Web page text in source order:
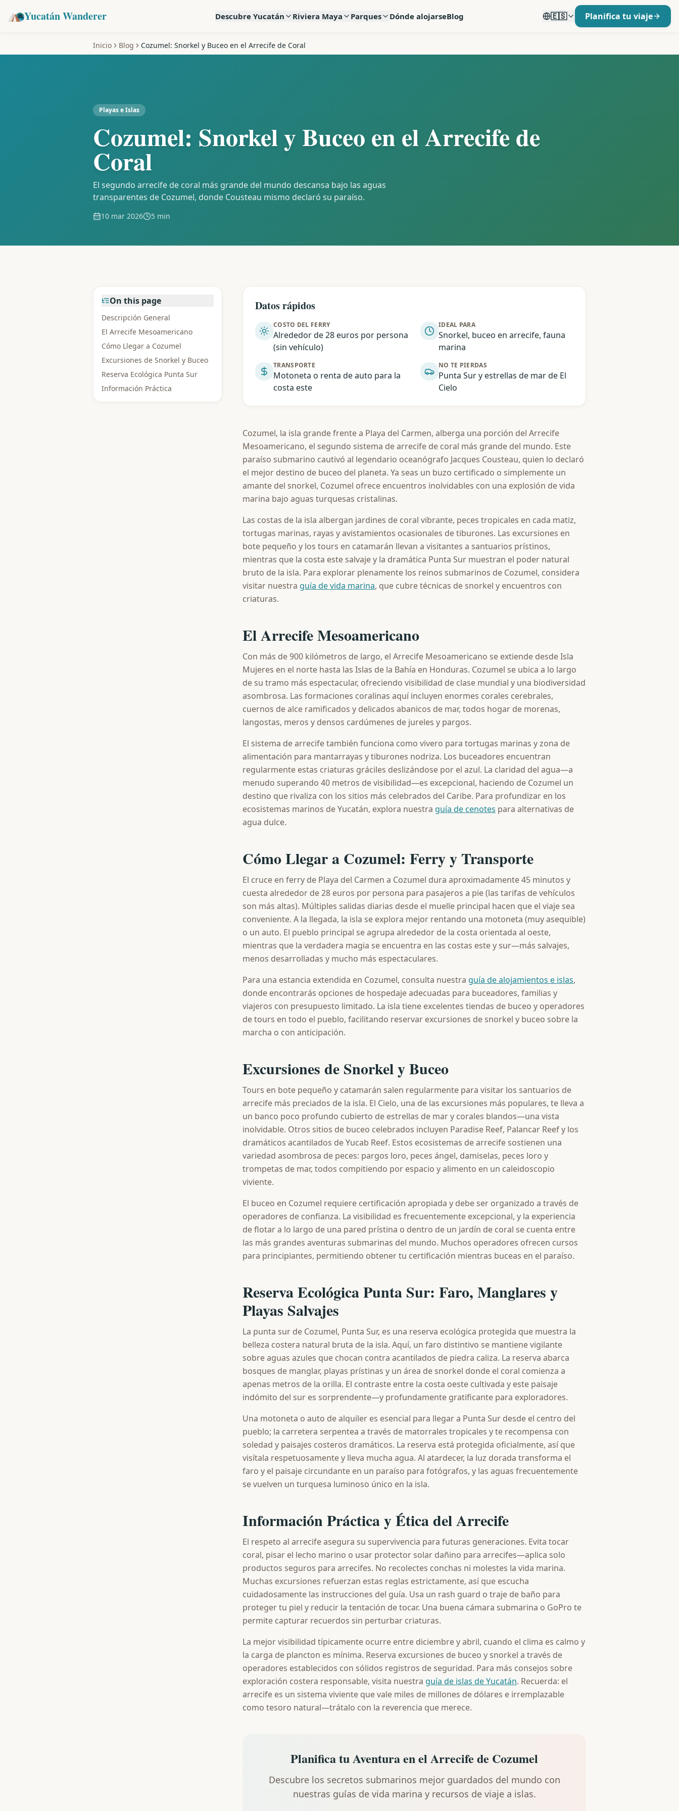
Yucatán Wanderer Descubre Yucatán Riviera Maya Parques Dónde alojarseBlog 🇪🇸 Planifica tu viaje
Inicio Blog Cozumel: Snorkel y Buceo en el Arrecife de Coral
Playas e Islas
Cozumel: Snorkel y Buceo en el Arrecife de
Coral
El segundo arrecife de coral más grande del mundo descansa bajo las aguas
transparentes de Cozumel, donde Cousteau mismo declaró su paraíso.
10 mar 2026 5 min
On this page
Descripción General
El Arrecife Mesoamericano
Cómo Llegar a Cozumel
Excursiones de Snorkel y Buceo
Reserva Ecológica Punta Sur
Información Práctica
Datos rápidos
COSTO DEL FERRY
Alrededor de 28 euros por persona
(sin vehículo)
IDEAL PARA
Snorkel, buceo en arrecife, fauna
marina
TRANSPORTE
Motoneta o renta de auto para la
costa este
NO TE PIERDAS
Punta Sur y estrellas de mar de El
Cielo
Cozumel, la isla grande frente a Playa del Carmen, alberga una porción del Arrecife
Mesoamericano, el segundo sistema de arrecife de coral más grande del mundo. Este
paraíso submarino cautivó al legendario oceanógrafo Jacques Cousteau, quien lo declaró
el mejor destino de buceo del planeta. Ya seas un buzo certificado o simplemente un
amante del snorkel, Cozumel ofrece encuentros inolvidables con una explosión de vida
marina bajo aguas turquesas cristalinas.
Las costas de la isla albergan jardines de coral vibrante, peces tropicales en cada matiz,
tortugas marinas, rayas y avistamientos ocasionales de tiburones. Las excursiones en
bote pequeño y los tours en catamarán llevan a visitantes a santuarios prístinos,
mientras que la costa este salvaje y la dramática Punta Sur muestran el poder natural
bruto de la isla. Para explorar plenamente los reinos submarinos de Cozumel, considera
visitar nuestra guía de vida marina, que cubre técnicas de snorkel y encuentros con
criaturas.
El Arrecife Mesoamericano
Con más de 900 kilómetros de largo, el Arrecife Mesoamericano se extiende desde Isla
Mujeres en el norte hasta las Islas de la Bahía en Honduras. Cozumel se ubica a lo largo
de su tramo más espectacular, ofreciendo visibilidad de clase mundial y una biodiversidad
asombrosa. Las formaciones coralinas aquí incluyen enormes corales cerebrales,
cuernos de alce ramificados y delicados abanicos de mar, todos hogar de morenas,
langostas, meros y densos cardúmenes de jureles y pargos.
El sistema de arrecife también funciona como vivero para tortugas marinas y zona de
alimentación para mantarrayas y tiburones nodriza. Los buceadores encuentran
regularmente estas criaturas gráciles deslizándose por el azul. La claridad del agua—a
menudo superando 40 metros de visibilidad—es excepcional, haciendo de Cozumel un
destino que rivaliza con los sitios más celebrados del Caribe. Para profundizar en los
ecosistemas marinos de Yucatán, explora nuestra guía de cenotes para alternativas de
agua dulce.
Cómo Llegar a Cozumel: Ferry y Transporte
El cruce en ferry de Playa del Carmen a Cozumel dura aproximadamente 45 minutos y
cuesta alrededor de 28 euros por persona para pasajeros a pie (las tarifas de vehículos
son más altas). Múltiples salidas diarias desde el muelle principal hacen que el viaje sea
conveniente. A la llegada, la isla se explora mejor rentando una motoneta (muy asequible)
o un auto. El pueblo principal se agrupa alrededor de la costa orientada al oeste,
mientras que la verdadera magia se encuentra en las costas este y sur—más salvajes,
menos desarrolladas y mucho más espectaculares.
Para una estancia extendida en Cozumel, consulta nuestra guía de alojamientos e islas,
donde encontrarás opciones de hospedaje adecuadas para buceadores, familias y
viajeros con presupuesto limitado. La isla tiene excelentes tiendas de buceo y operadores
de tours en todo el pueblo, facilitando reservar excursiones de snorkel y buceo sobre la
marcha o con anticipación.
Excursiones de Snorkel y Buceo
Tours en bote pequeño y catamarán salen regularmente para visitar los santuarios de
arrecife más preciados de la isla. El Cielo, una de las excursiones más populares, te lleva a
un banco poco profundo cubierto de estrellas de mar y corales blandos—una vista
inolvidable. Otros sitios de buceo celebrados incluyen Paradise Reef, Palancar Reef y los
dramáticos acantilados de Yucab Reef. Estos ecosistemas de arrecife sostienen una
variedad asombrosa de peces: pargos loro, peces ángel, damiselas, peces loro y
trompetas de mar, todos compitiendo por espacio y alimento en un caleidoscopio
viviente.
El buceo en Cozumel requiere certificación apropiada y debe ser organizado a través de
operadores de confianza. La visibilidad es frecuentemente excepcional, y la experiencia
de flotar a lo largo de una pared prístina o dentro de un jardín de coral se cuenta entre
las más grandes aventuras submarinas del mundo. Muchos operadores ofrecen cursos
para principiantes, permitiendo obtener tu certificación mientras buceas en el paraíso.
Reserva Ecológica Punta Sur: Faro, Manglares y
Playas Salvajes
La punta sur de Cozumel, Punta Sur, es una reserva ecológica protegida que muestra la
belleza costera natural bruta de la isla. Aquí, un faro distintivo se mantiene vigilante
sobre aguas azules que chocan contra acantilados de piedra caliza. La reserva abarca
bosques de manglar, playas prístinas y un área de snorkel donde el coral comienza a
apenas metros de la orilla. El contraste entre la costa oeste cultivada y este paisaje
indómito del sur es sorprendente—y profundamente gratificante para exploradores.
Una motoneta o auto de alquiler es esencial para llegar a Punta Sur desde el centro del
pueblo; la carretera serpentea a través de matorrales tropicales y te recompensa con
soledad y paisajes costeros dramáticos. La reserva está protegida oficialmente, así que
visítala respetuosamente y lleva mucha agua. Al atardecer, la luz dorada transforma el
faro y el paisaje circundante en un paraíso para fotógrafos, y las aguas frecuentemente
se vuelven un turquesa luminoso único en la isla.
Información Práctica y Ética del Arrecife
El respeto al arrecife asegura su supervivencia para futuras generaciones. Evita tocar
coral, pisar el lecho marino o usar protector solar dañino para arrecifes—aplica solo
productos seguros para arrecifes. No recolectes conchas ni molestes la vida marina.
Muchas excursiones refuerzan estas reglas estrictamente, así que escucha
cuidadosamente las instrucciones del guía. Usa un rash guard o traje de baño para
proteger tu piel y reducir la tentación de tocar. Una buena cámara submarina o GoPro te
permite capturar recuerdos sin perturbar criaturas.
La mejor visibilidad típicamente ocurre entre diciembre y abril, cuando el clima es calmo y
la carga de plancton es mínima. Reserva excursiones de buceo y snorkel a través de
operadores establecidos con sólidos registros de seguridad. Para más consejos sobre
exploración costera responsable, visita nuestra guía de islas de Yucatán. Recuerda: el
arrecife es un sistema viviente que vale miles de millones de dólares e irremplazable
como tesoro natural—trátalo con la reverencia que merece.
Planifica tu Aventura en el Arrecife de Cozumel
Descubre los secretos submarinos mejor guardados del mundo con
nuestras guías de vida marina y recursos de viaje a islas.